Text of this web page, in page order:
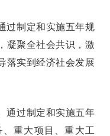
过制定和实施五年规
凝聚全社会共识，激
落实到经济社会发展
通过制定和实施五年
重大项目、重大工